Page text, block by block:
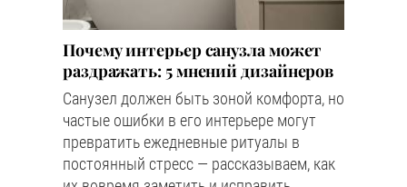
Почему интерьер санузла может
раздражать: 5 мнений дизайнеров
Санузел должен быть зоной комфорта, но
частые ошибки в его интерьере могут
превратить ежедневные ритуалы в
постоянный стресс — рассказываем, как